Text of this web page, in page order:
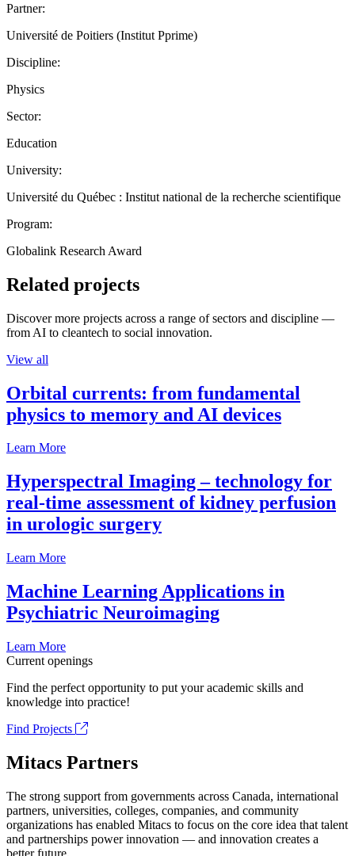
Partner:
Université de Poitiers (Institut Pprime)
Discipline:
Physics
Sector:
Education
University:
Université du Québec : Institut national de la recherche scientifique
Program:
Globalink Research Award
Related projects
Discover more projects across a range of sectors and discipline —
from AI to cleantech to social innovation.
View all
Orbital currents: from fundamental
physics to memory and AI devices
Learn More
Hyperspectral Imaging – technology for
real-time assessment of kidney perfusion
in urologic surgery
Learn More
Machine Learning Applications in
Psychiatric Neuroimaging
Learn More
Current openings
Find the perfect opportunity to put your academic skills and
knowledge into practice!
Find Projects
Mitacs Partners
The strong support from governments across Canada, international
partners, universities, colleges, companies, and community
organizations has enabled Mitacs to focus on the core idea that talent
and partnerships power innovation — and innovation creates a
better future.